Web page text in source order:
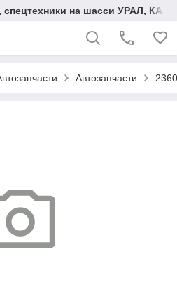
спецтехники на шасси УРАЛ,
Автозапчасти